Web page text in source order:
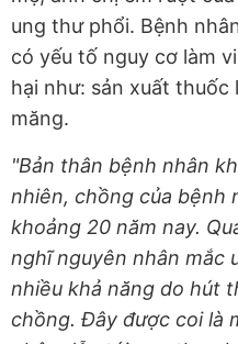
ung thư phổi. Bệnh
có yếu tố nguy cơ làm
hại như: sản xuất thuốc
măng.
"Bản thân bệnh nhân
nhiên, chồng của bệnh
khoảng 20 năm nay.
nghĩ nguyên nhân mắc
nhiều khả năng do hút
chồng. Đây được coi là